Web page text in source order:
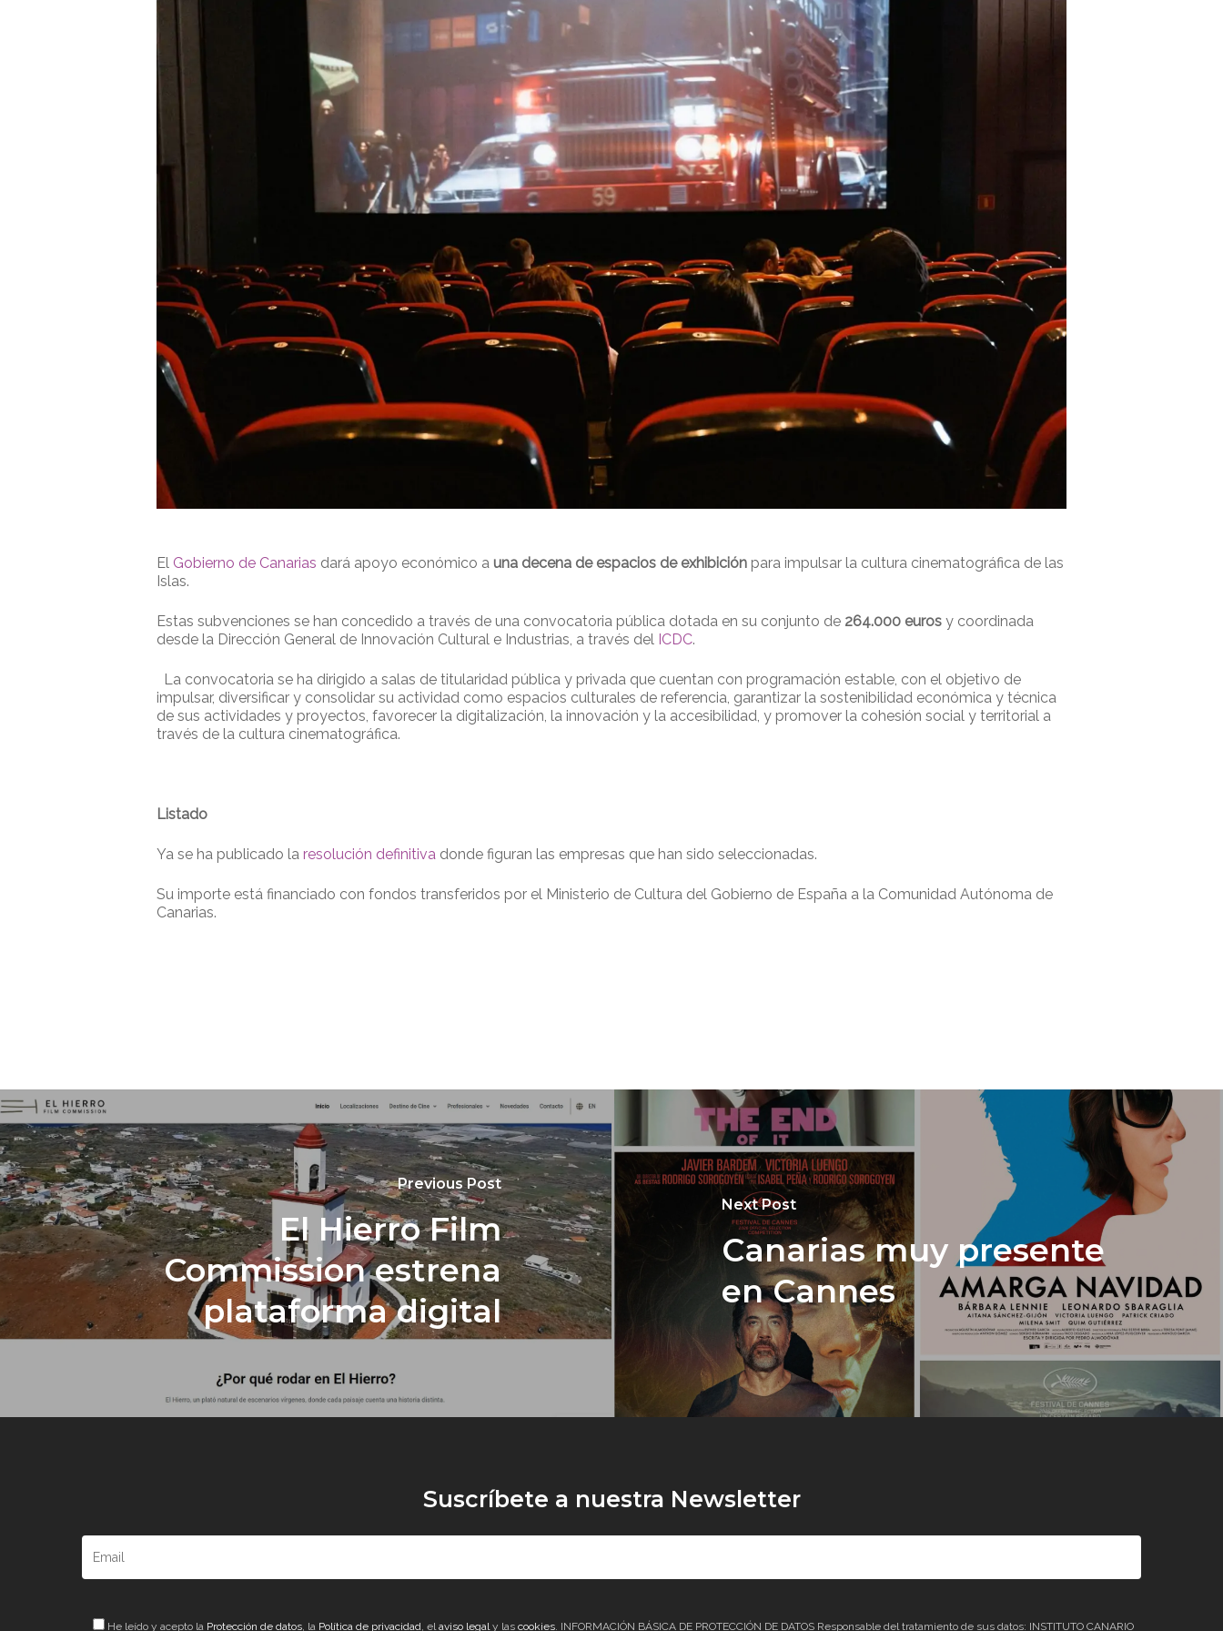
Presione enter para buscar o ESC para cerrar
El Gobierno de Canarias dará apoyo económico a una decena de espacios de exhibición para impulsar la cultura cinematográfica de las
Islas.
Estas subvenciones se han concedido a través de una convocatoria pública dotada en su conjunto de 264.000 euros y coordinada
desde la Dirección General de Innovación Cultural e Industrias, a través del ICDC.
La convocatoria se ha dirigido a salas de titularidad pública y privada que cuentan con programación estable, con el objetivo de
impulsar, diversificar y consolidar su actividad como espacios culturales de referencia, garantizar la sostenibilidad económica y técnica
de sus actividades y proyectos, favorecer la digitalización, la innovación y la accesibilidad, y promover la cohesión social y territorial a
través de la cultura cinematográfica.
Listado
Ya se ha publicado la resolución definitiva donde figuran las empresas que han sido seleccionadas.
Su importe está financiado con fondos transferidos por el Ministerio de Cultura del Gobierno de España a la Comunidad Autónoma de
Canarias.
Previous Post
El Hierro Film
Commission estrena
plataforma digital
Next Post
Canarias muy presente
en Cannes
Suscríbete a nuestra Newsletter
He leído y acepto la Protección de datos, la Política de privacidad, elaviso legaly las cookies. INFORMACIÓN BÁSICA DE PROTECCIÓN DE DATOS Responsable del tratamiento de sus datos: INSTITUTO CANARIO